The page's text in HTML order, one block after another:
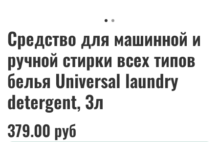
Средство для машинной и
ручной стирки всех типов
белья Universal laundry
detergent, 3л
379.00 руб